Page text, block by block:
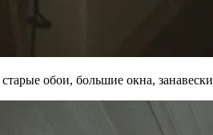
обои, большие окна, занавески